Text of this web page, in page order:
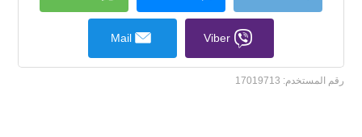
Viber
Mail
رقم المستخدم: 17019713